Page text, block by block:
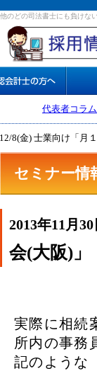
のどの司法書士にも負けな
代表者コラム
8(金) 士業向け「月
セミナー情
2013年11月
会(大阪)」
実際に相続
所内の事務
記のような